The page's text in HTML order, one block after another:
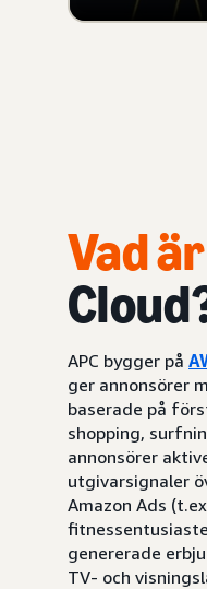
Vad är
APC bygger på
ger annonsörer
baserade på
shopping,
annonsörer
utgivarsignaler
Amazon Ads
genererade
TV- och